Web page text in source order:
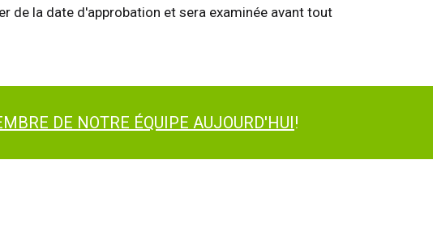
de la date d'approbation et sera examinée avant tout
DE NOTRE ÉQUIPE AUJOURD'HUI!